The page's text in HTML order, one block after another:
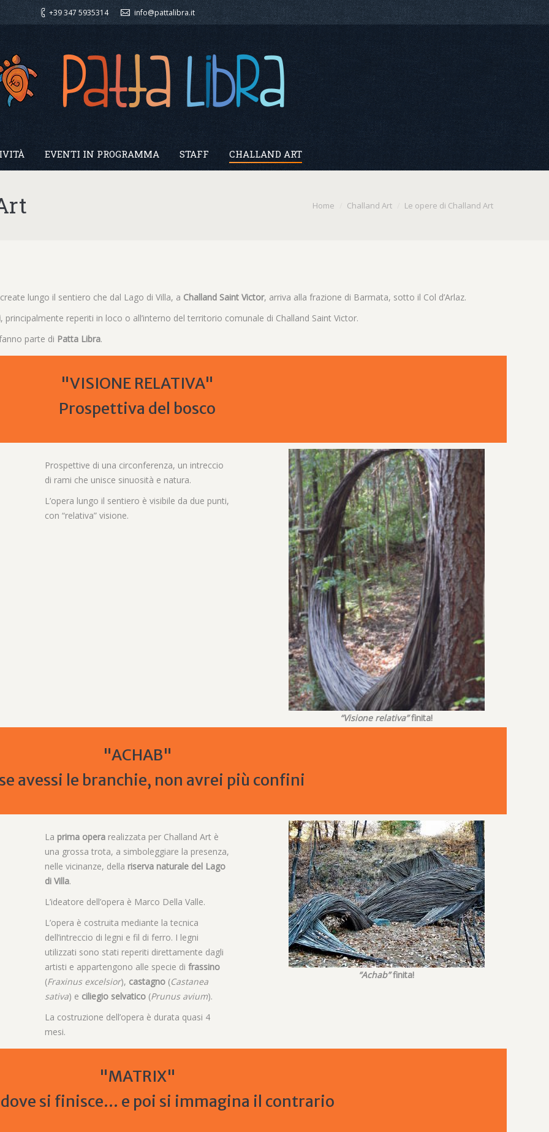
+39 347 5935314 info@pattalibra.it
EVENTI IN PROGRAMMA STAFF CHALLAND ART
Home Challand Art Le opere di Challand Art
lungo il sentiero che dal Lago di Villa, a Challand Saint Victor, arriva alla frazione di Barmata, sotto il Col d’Arlaz.
, principalmente reperiti in loco o all’interno del territorio comunale di Challand Saint Victor.
parte di Patta Libra.
"VISIONE RELATIVA"
Prospettiva del bosco
Prospettive di una circonferenza, un intreccio
di rami che unisce sinuosità e natura.
L’opera lungo il sentiero è visibile da due punti,
con “relativa” visione.
“Visione relativa” finita!
"ACHAB"
avessi le branchie, non avrei più confini
La prima operarealizzata per Challand Art è
una grossa trota, a simboleggiare la presenza,
nelle vicinanze, della riserva naturale del Lago
di Villa.
L’ideatore dell’opera è Marco Della Valle.
L’opera è costruita mediante la tecnica
dell’intreccio di legni e fil di ferro. I legni
utilizzati sono stati reperiti direttamente dagli
artisti e appartengono alle specie di frassino
(Fraxinus excelsior), castagno(Castanea
sativa) e ciliegio selvatico(Prunus avium).
La costruzione dell’opera è durata quasi 4
mesi.
“Achab” finita!
"MATRIX"
si finisce… e poi si immagina il contrario